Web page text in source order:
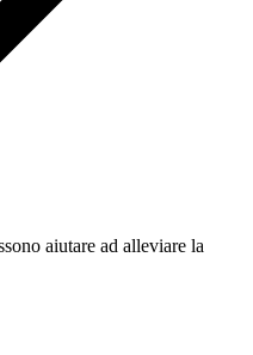
aiutare ad alleviare la